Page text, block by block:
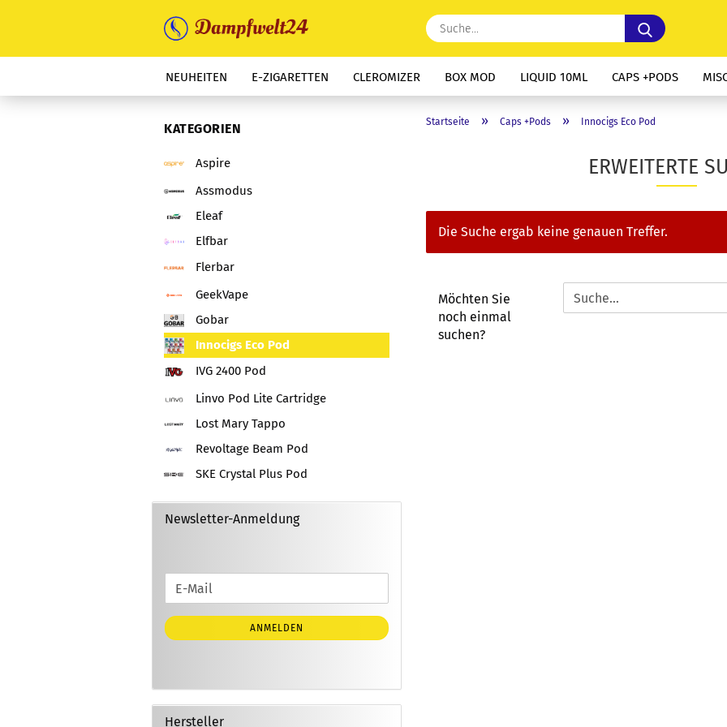
Suche...
NEUHEITEN E-ZIGARETTEN CLEROMIZER BOX MOD LIQUID 10ML CAPS +PODS
Startseite » Caps +Pods » Innocigs Eco Pod
ERWEITERTE
Die Suche ergab keine genauen Treffer.
MÖCHTEN
SIE
NOCH
EINMAL
Möchten Sie
noch einmal
suchen?
KATEGORIEN
Aspire
Assmodus
Eleaf
Elfbar
Flerbar
GeekVape
Gobar
Innocigs Eco Pod
IVG 2400 Pod
Linvo Pod Lite Cartridge
Lost Mary Tappo
Revoltage Beam Pod
SKE Crystal Plus Pod
Newsletter-Anmeldung
WEITER
ZUR
NEWSLETTER-
ANMELDUNG
E-
Mail
ANMELDEN
Hersteller